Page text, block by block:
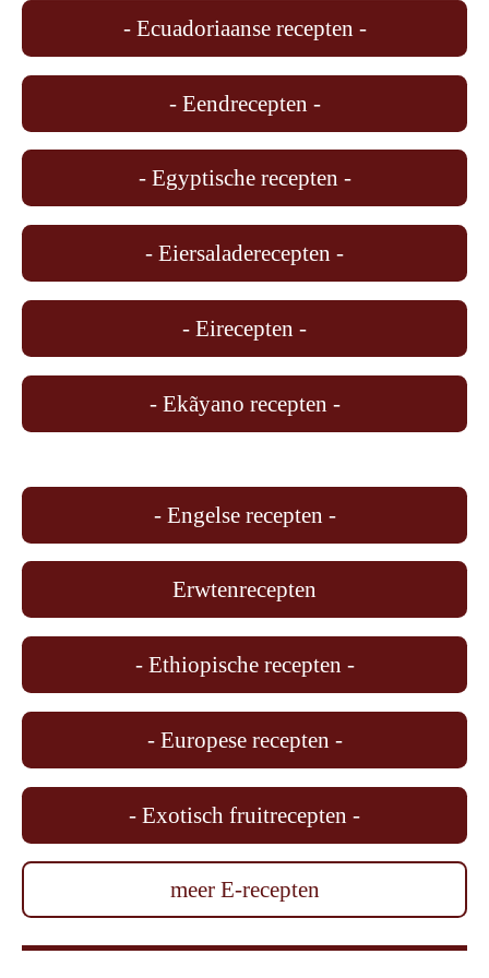
- Ecuadoriaanse recepten -
- Eendrecepten -
- Egyptische recepten -
- Eiersaladerecepten -
- Eirecepten -
- Ekãyano recepten -
- Engelse recepten -
Erwtenrecepten
- Ethiopische recepten -
- Europese recepten -
- Exotisch fruitrecepten -
meer E-recepten